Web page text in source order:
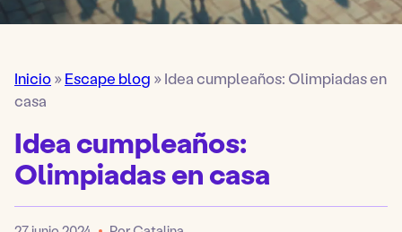
Inicio»Escape blog »Idea cumpleaños: Olimpiadas en
casa
Idea cumpleaños:
Olimpiadas en casa